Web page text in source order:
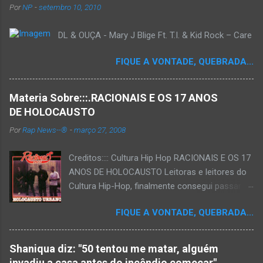
PorNP -setembro 10, 2010
DL & OUÇA - Mary J Blige Ft. T.I. & Kid Rock – Care
FIQUE A VONTADE, QUEBRADA...
Materia Sobre:::.RACIONAIS E OS 17 ANOS
DE HOLOCAUSTO
PorRap News--® -março 27, 2008
Creditos:::: Cultura Hip Hop RACIONAIS E OS 17
ANOS DE HOLOCAUSTO Leitoras e leitores do
Cultura Hip-Hop, finalmente consegui passar
que há muito tempo vinha maturando: uma
espécie de "ensaio-tributo" ao disco mais
importante do rap brasileiro, que completará 17
anos agora em 2008. Falo de "Holocausto
FIQUE A VONTADE, QUEBRADA...
Shaniqua diz: "50 tentou me matar, alguém